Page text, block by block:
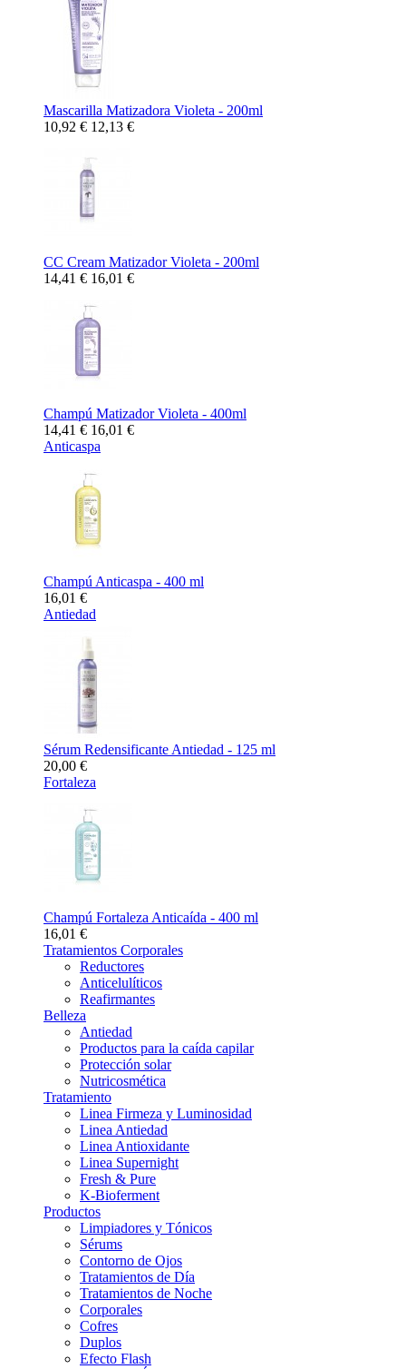
Mascarilla Matizadora Violeta - 200ml
10,92 € 12,13 €
CC Cream Matizador Violeta - 200ml
14,41 € 16,01 €
Champú Matizador Violeta - 400ml
14,41 € 16,01 €
Anticaspa
Champú Anticaspa - 400 ml
16,01 €
Antiedad
Sérum Redensificante Antiedad - 125 ml
20,00 €
Fortaleza
Champú Fortaleza Anticaída - 400 ml
16,01 €
Tratamientos Corporales
Reductores
Anticelulíticos
Reafirmantes
Belleza
Antiedad
Productos para la caída capilar
Protección solar
Nutricosmética
Tratamiento
Linea Firmeza y Luminosidad
Linea Antiedad
Linea Antioxidante
Linea Supernight
Fresh & Pure
K-Bioferment
Productos
Limpiadores y Tónicos
Sérums
Contorno de Ojos
Tratamientos de Día
Tratamientos de Noche
Corporales
Cofres
Duplos
Efecto Flash